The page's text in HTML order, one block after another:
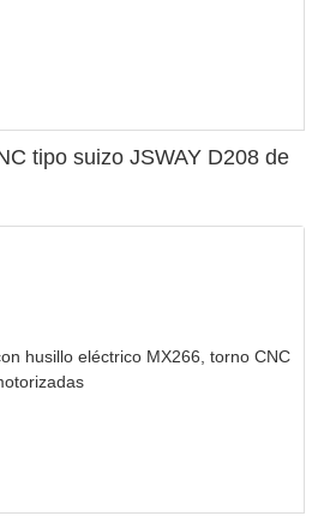
tipo suizo JSWAY D208 de